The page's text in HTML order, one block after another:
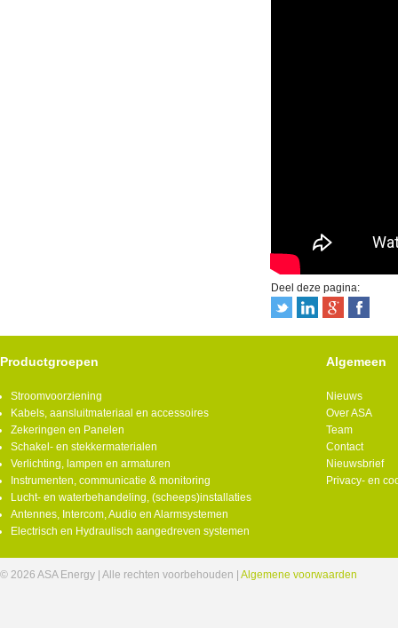
Deel deze pagina:
Productgroepen
Stroomvoorziening
Kabels, aansluitmateriaal en accessoires
Zekeringen en Panelen
Schakel- en stekkermaterialen
Verlichting, lampen en armaturen
Instrumenten, communicatie & monitoring
Lucht- en waterbehandeling, (scheeps)installaties
Antennes, Intercom, Audio en Alarmsystemen
Electrisch en Hydraulisch aangedreven systemen
Algemeen
Nieuws
Over ASA
Team
Contact
Nieuwsbrief
Privacy- en
© 2026 ASA Energy | Alle rechten voorbehouden | Algemene voorwaarden